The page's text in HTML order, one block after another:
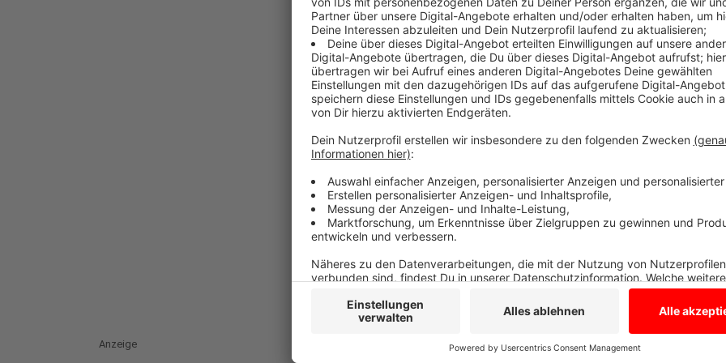
Comedy
Man kann ja auch in den
Anzeige
Anzeige